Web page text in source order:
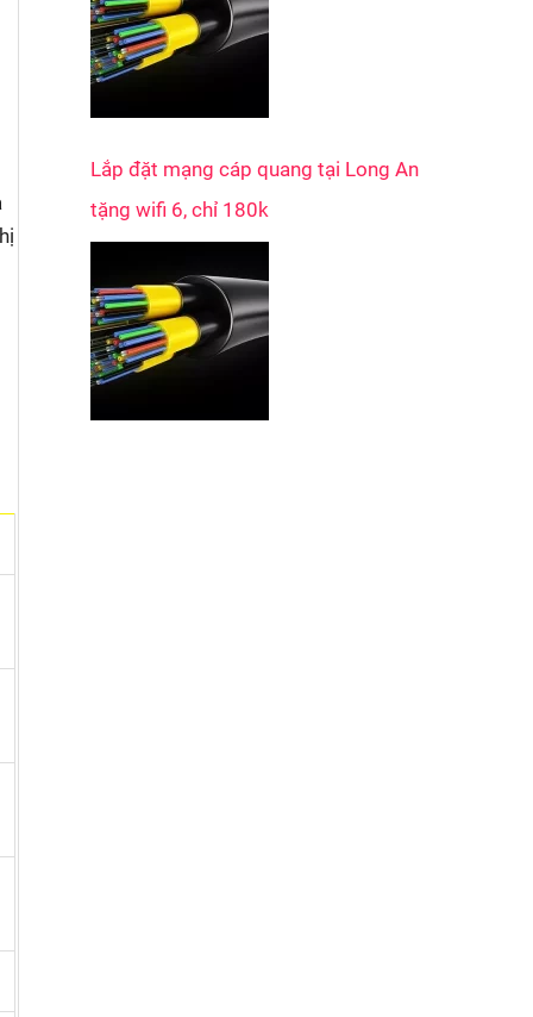
Lắp đặt mạng cáp quang tại Long An
tặng wifi 6, chỉ 180k